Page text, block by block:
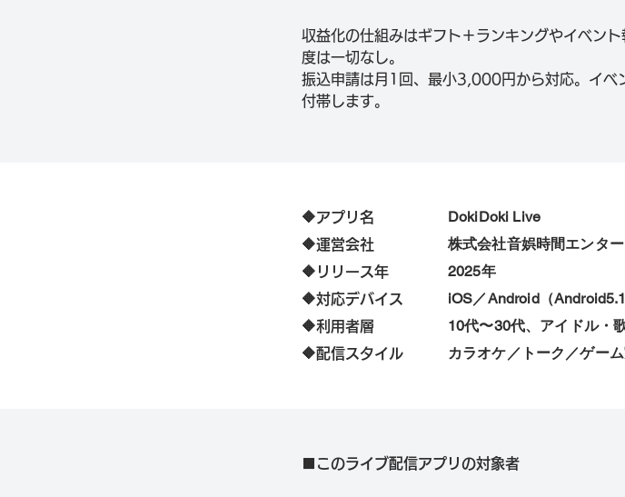
収益化の仕組みはギフト＋ランキングやイベン
度は一切なし。
振込申請は月1回、最小3,000円から対応。イベ
付帯します。
🔶アプリ名
🔶​運営会社
🔶リリース年
🔶対応デバイス
🔶利用者層
🔶配信スタイル
DokiDoki Live
株式会社音娯時間エンタ
2025年
iOS／Android（
10代〜30代、アイドル・
カラオケ／トーク／ゲー
■このライブ配信アプリの対象者